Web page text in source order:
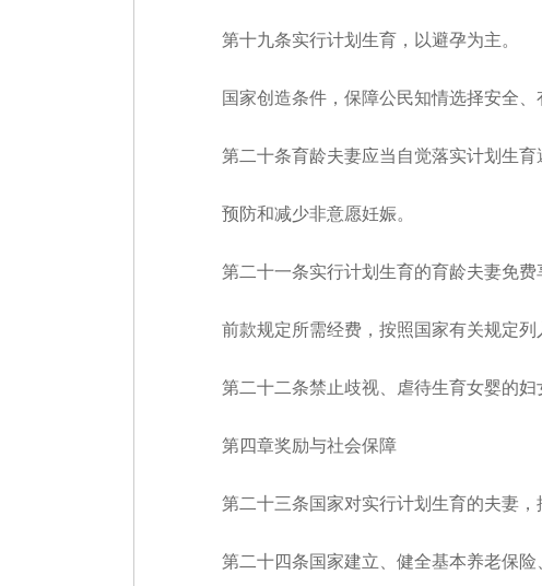
第十九条实行计划生育，以避孕为主。
国家创造条件，保障公民知情选择安全、
第二十条育龄夫妻应当自觉落实计划生育
预防和减少非意愿妊娠。
第二十一条实行计划生育的育龄夫妻免费
前款规定所需经费，按照国家有关规定列
第二十二条禁止歧视、虐待生育女婴的妇
第四章奖励与社会保障
第二十三条国家对实行计划生育的夫妻，
第二十四条国家建立、健全基本养老保险